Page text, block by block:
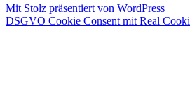
Mit Stolz präsentiert von WordPress
DSGVO Cookie Consent mit Real